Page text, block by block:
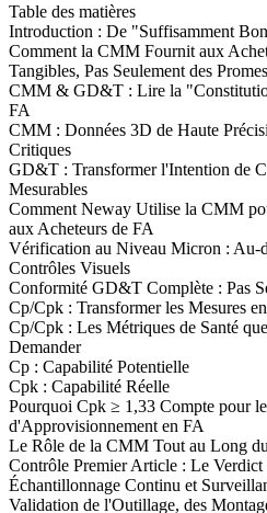
Table des matières
Introduction : De "Suffisamment
Comment la CMM Fournit aux
Tangibles, Pas Seulement des
CMM & GD&T : Lire la
FA
CMM : Données 3D de Haute
Critiques
GD&T : Transformer l'Intention de
Mesurables
Comment Neway Utilise la CMM
aux Acheteurs de FA
Vérification au Niveau Micron : Au-
Contrôles Visuels
Conformité GD&T Complète : Pas
Cp/Cpk : Transformer les Mesures
Cp/Cpk : Les Métriques de Santé
Demander
Cp : Capabilité Potentielle
Cpk : Capabilité Réelle
Pourquoi Cpk ≥ 1,33 Compte pour
d'Approvisionnement en FA
Le Rôle de la CMM Tout au Long
Contrôle Premier Article : Le Verdict
Échantillonnage Continu et
Validation de l'Outillage, des